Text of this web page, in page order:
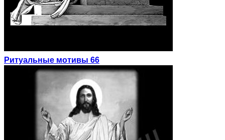
Ритуальные мотивы 66